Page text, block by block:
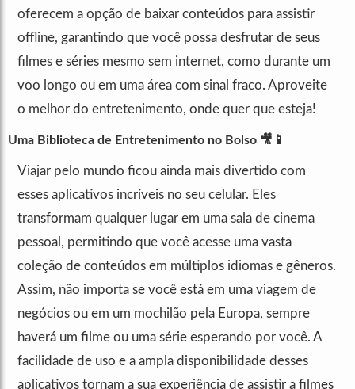
oferecem a opção de baixar conteúdos para assistir
offline, garantindo que você possa desfrutar de seus
filmes e séries mesmo sem internet, como durante um
voo longo ou em uma área com sinal fraco. Aproveite
o melhor do entretenimento, onde quer que esteja!
Uma Biblioteca de Entretenimento no Bolso 🎥📱
Viajar pelo mundo ficou ainda mais divertido com
esses aplicativos incríveis no seu celular. Eles
transformam qualquer lugar em uma sala de cinema
pessoal, permitindo que você acesse uma vasta
coleção de conteúdos em múltiplos idiomas e gêneros.
Assim, não importa se você está em uma viagem de
negócios ou em um mochilão pela Europa, sempre
haverá um filme ou uma série esperando por você. A
facilidade de uso e a ampla disponibilidade desses
aplicativos tornam a sua experiência de assistir a filmes